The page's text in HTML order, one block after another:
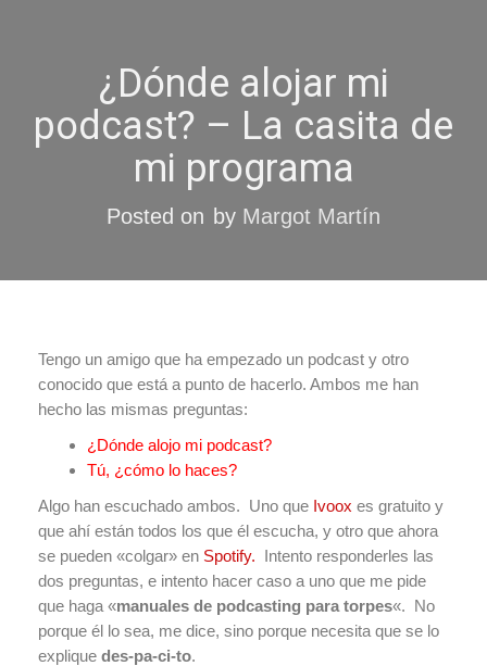
¿Dónde alojar mi
podcast? – La casita de
mi programa
Posted on by Margot Martín
Tengo un amigo que ha empezado un podcast y otro
conocido que está a punto de hacerlo. Ambos me han
hecho las mismas preguntas:
¿Dónde alojo mi podcast?
Tú, ¿cómo lo haces?
Algo han escuchado ambos. Uno que Ivoox es gratuito y
que ahí están todos los que él escucha, y otro que ahora
se pueden «colgar» en Spotify. Intento responderles las
dos preguntas, e intento hacer caso a uno que me pide
que haga «manuales de podcasting para torpes«. No
porque él lo sea, me dice, sino porque necesita que se lo
explique des-pa-ci-to.